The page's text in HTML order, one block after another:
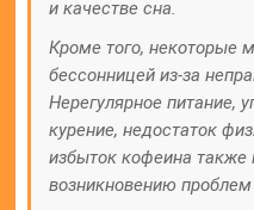
и качестве сна.
Кроме того, некоторые
бессонницей из-за
Нерегулярное питание,
курение, недостаток
избыток кофеина также
возникновению